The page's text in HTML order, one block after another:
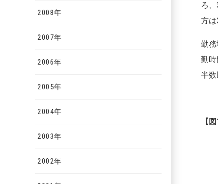
2008年
2007年
2006年
2005年
2004年
2003年
2002年
ろ
方は
勤
勤
半
【 図